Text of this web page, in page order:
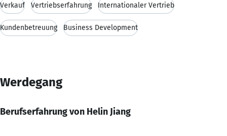
Verkauf Vertriebserfahrung Internationaler Vertrieb
Kundenbetreuung Business Development
Werdegang
Berufserfahrung von Helin Jiang